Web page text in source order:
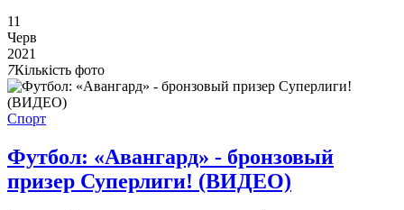
11
Черв
2021
7Кількість фото
Спорт
Футбол: «Авангард» - бронзовый
призер Суперлиги! (ВИДЕО)